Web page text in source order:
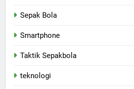
Sepak Bola
Smartphone
Taktik Sepakbola
teknologi